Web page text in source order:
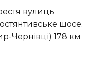
вулиць
шосе.
Чернівці) 178 км